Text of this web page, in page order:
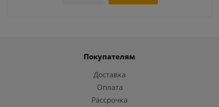
Покупателям
Доставка
Оплата
Рассрочка